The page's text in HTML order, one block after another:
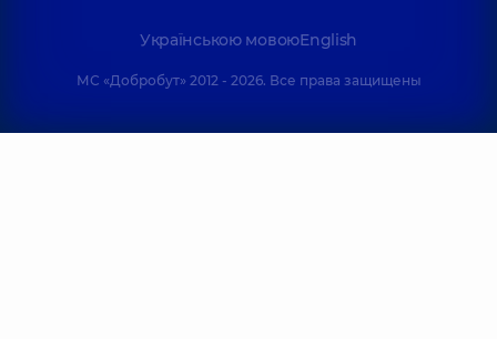
Українською мовоюEnglish
МС «Добробут» 2012 - 2026. Все права защищены